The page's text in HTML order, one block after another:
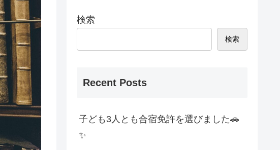
検索
検索
Recent Posts
子ども3人とも合宿免許を選びました🚗
✨